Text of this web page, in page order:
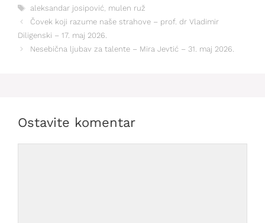
Oznake
aleksandar josipović, mulen ruž
Čovek koji razume naše strahove – prof. dr Vladimir
Diligenski – 17. maj 2026.
Nesebična ljubav za talente – Mira Jevtić – 31. maj 2026.
Ostavite komentar